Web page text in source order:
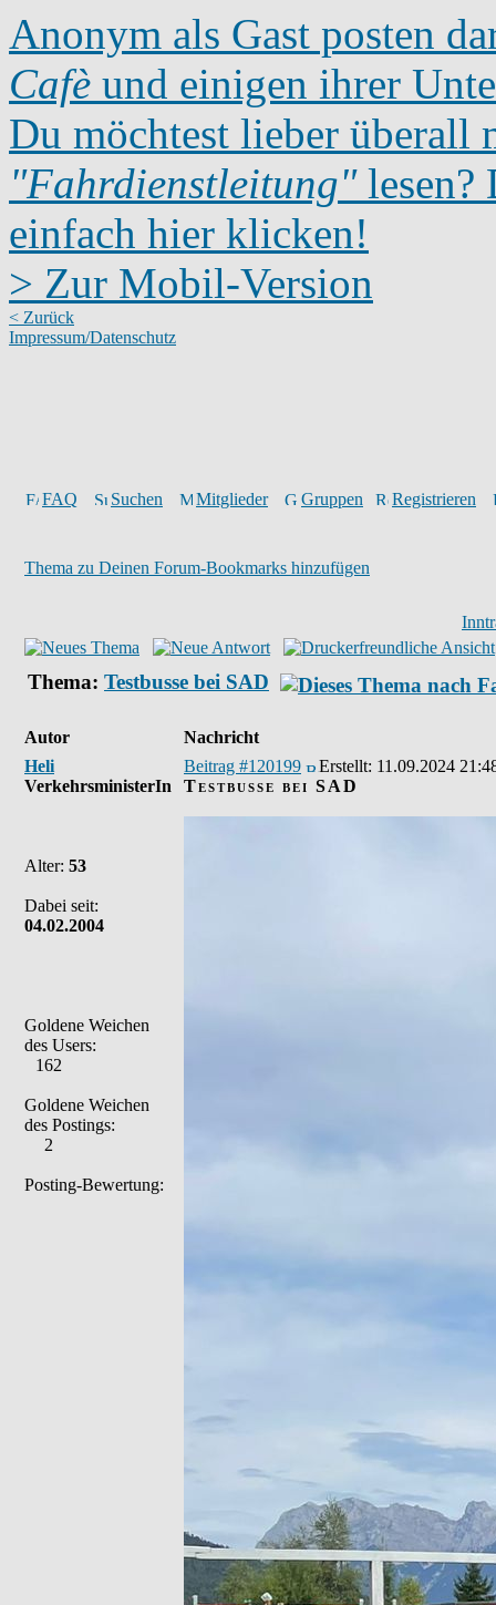
Anonym als Gast posten
Cafè und einigen ihrer
Du möchtest lieber überall
"Fahrdienstleitung"lesen?
einfach hier klicken!
> Zur Mobil-Version
< Zurück
Impressum/Datenschutz
FAQ Suchen Mitglieder Gruppen Registrieren
Thema zu Deinen Forum-Bookmarks hinzufügen
Thema: Testbusse bei SAD
Autor
Nachricht
Heli
VerkehrsministerIn
Alter: 53
Dabei seit:
04.02.2004
Goldene Weichen
des Users:
162
Goldene Weichen
des Postings:
2
Posting-Bewertung:
Beitrag #120199 Erstellt: 11.09.2024
Testbusse bei SAD